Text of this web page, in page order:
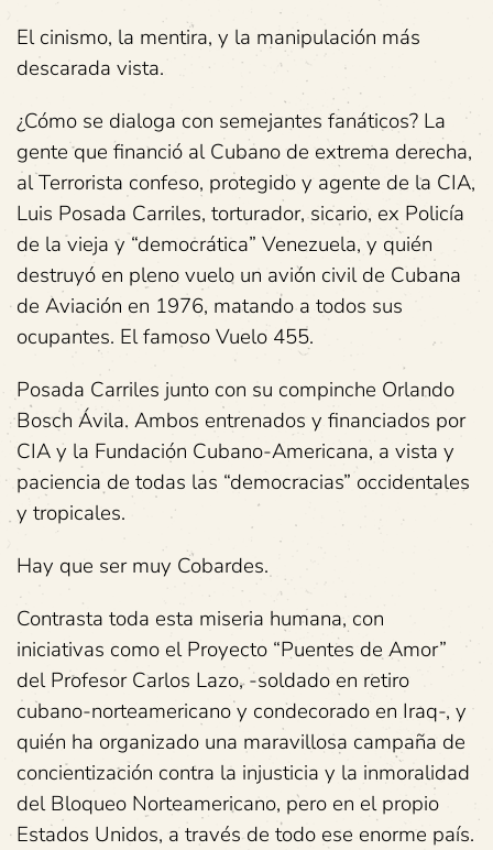
El cinismo, la mentira, y la manipulación más
descarada vista.
¿Cómo se dialoga con semejantes fanáticos? La
gente que financió al Cubano de extrema derecha,
al Terrorista confeso, protegido y agente de la CIA,
Luis Posada Carriles, torturador, sicario, ex Policía
de la vieja y “democrática” Venezuela, y quién
destruyó en pleno vuelo un avión civil de Cubana
de Aviación en 1976, matando a todos sus
ocupantes. El famoso Vuelo 455.
Posada Carriles junto con su compinche Orlando
Bosch Ávila. Ambos entrenados y financiados por
CIA y la Fundación Cubano-Americana, a vista y
paciencia de todas las “democracias” occidentales
y tropicales.
Hay que ser muy Cobardes.
Contrasta toda esta miseria humana, con
iniciativas como el Proyecto “Puentes de Amor”
del Profesor Carlos Lazo, -soldado en retiro
cubano-norteamericano y condecorado en Iraq-, y
quién ha organizado una maravillosa campaña de
concientización contra la injusticia y la inmoralidad
del Bloqueo Norteamericano, pero en el propio
Estados Unidos, a través de todo ese enorme país.